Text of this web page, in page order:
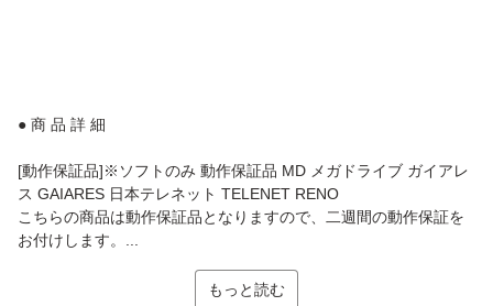
● 商 品 詳 細
[動作保証品]※ソフトのみ 動作保証品 MD メガドライブ ガイアレ
ス GAIARES 日本テレネット TELENET RENO
こちらの商品は動作保証品となりますので、二週間の動作保証を
お付けします。...
もっと読む